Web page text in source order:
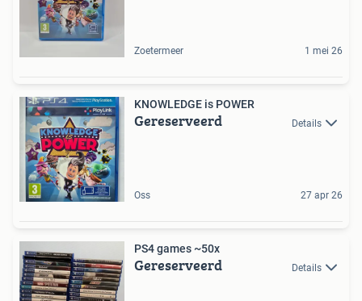
Zoetermeer 1 mei 26
KNOWLEDGE is POWER
Gereserveerd Details
Oss 27 apr 26
PS4 games ~50x
Gereserveerd Details